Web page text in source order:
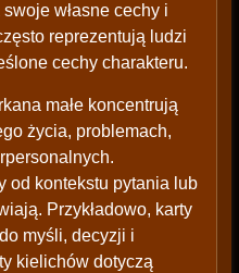
własne cechy i
reprezentują ludzi
cechy charakteru.
małe koncentrują
życia, problemach,
od kontekstu pytania lub
Przykładowo, karty
myśli, decyzji i
kielichów dotyczą